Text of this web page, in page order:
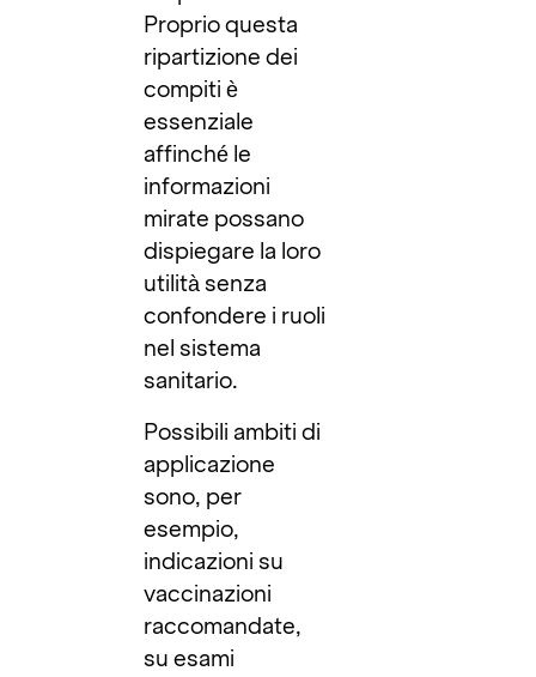
Proprio questa
ripartizione dei
compiti è
essenziale
affinché le
informazioni
mirate possano
dispiegare la loro
utilità senza
confondere i ruoli
nel sistema
sanitario.
Possibili ambiti di
applicazione
sono, per
esempio,
indicazioni su
vaccinazioni
raccomandate,
su esami